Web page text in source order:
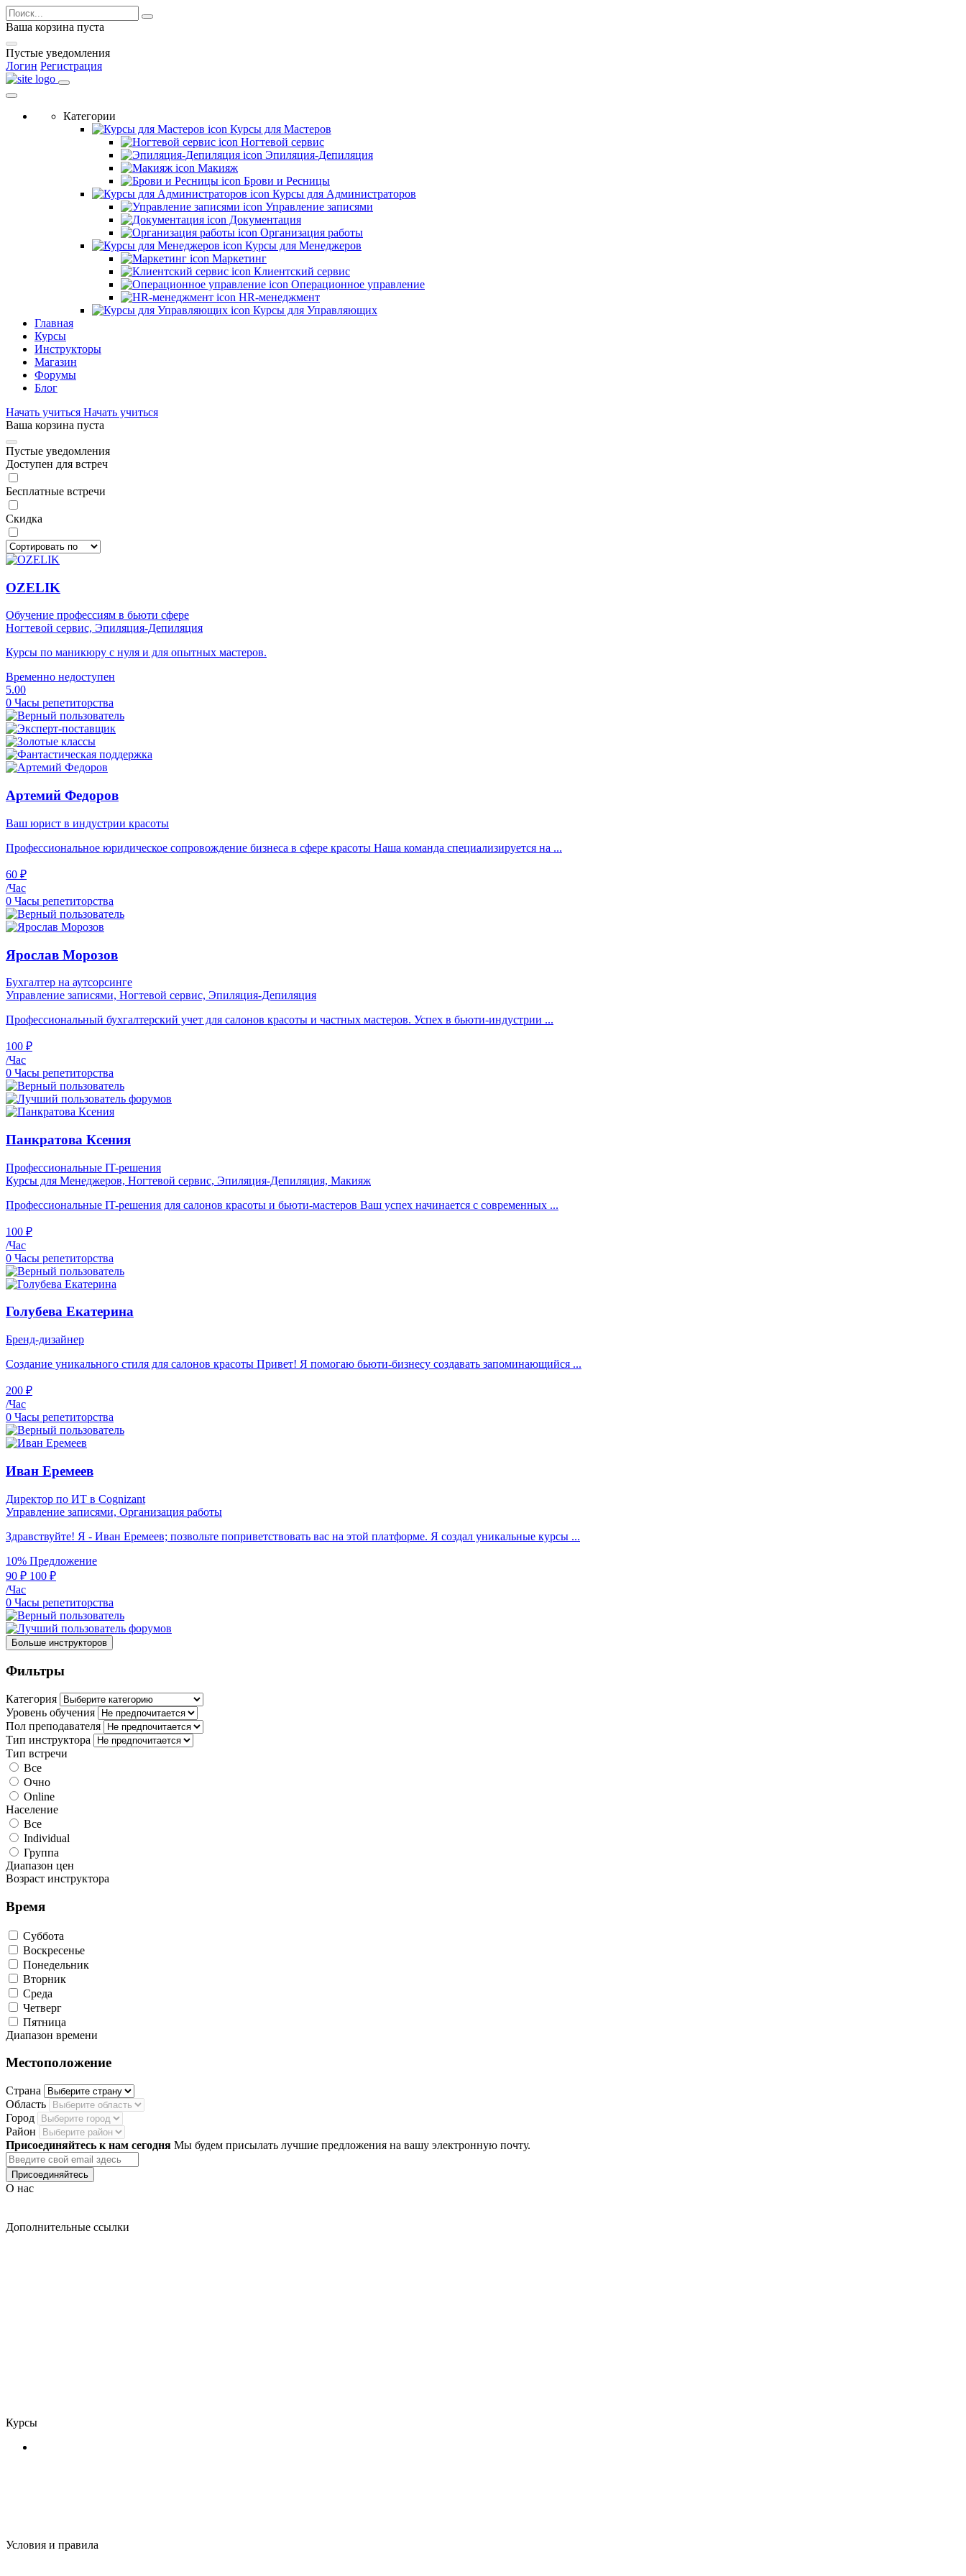
Ваша корзина пуста
Пустые уведомления
Логин Регистрация
Категории
Курсы для Мастеров
Ногтевой сервис
Эпиляция-Депиляция
Макияж
Брови и Ресницы
Курсы для Администраторов
Управление записями
Документация
Организация работы
Курсы для Менеджеров
Маркетинг
Клиентский сервис
Операционное управление
HR-менеджмент
Курсы для Управляющих
Главная
Курсы
Инструкторы
Магазин
Форумы
Блог
Начать учиться Начать учиться
Ваша корзина пуста
Пустые уведомления
Доступен для встреч
Бесплатные встречи
Скидка
OZELIK
Обучение профессиям в бьюти сфере
Ногтевой сервис, Эпиляция-Депиляция
Курсы по маникюру с нуля и для опытных мастеров.
Временно недоступен
5.00
0 Часы репетиторства
Артемий Федоров
Ваш юрист в индустрии красоты
Профессиональное юридическое сопровождение бизнеса в сфере красоты Наша команда специализируется на ...
60 ₽
/Час
0 Часы репетиторства
Ярослав Морозов
Бухгалтер на аутсорсинге
Управление записями, Ногтевой сервис, Эпиляция-Депиляция
Профессиональный бухгалтерский учет для салонов красоты и частных мастеров. Успех в бьюти-индустрии ...
100 ₽
/Час
0 Часы репетиторства
Панкратова Ксения
Профессиональные IT-решения
Курсы для Менеджеров, Ногтевой сервис, Эпиляция-Депиляция, Макияж
Профессиональные IT-решения для салонов красоты и бьюти-мастеров Ваш успех начинается с современных ...
100 ₽
/Час
0 Часы репетиторства
Голубева Екатерина
Бренд-дизайнер
Создание уникального стиля для салонов красоты Привет! Я помогаю бьюти-бизнесу создавать запоминающийся ...
200 ₽
/Час
0 Часы репетиторства
Иван Еремеев
Директор по ИТ в Cognizant
Управление записями, Организация работы
Здравствуйте! Я - Иван Еремеев; позвольте поприветствовать вас на этой платформе. Я создал уникальные курсы ...
10% Предложение
90 ₽ 100 ₽
/Час
0 Часы репетиторства
Больше инструкторов
Фильтры
Категория
Уровень обучения
Пол преподавателя
Тип инструктора
Тип встречи
Все
Очно
Online
Население
Все
Individual
Группа
Диапазон цен
Возраст инструктора
Время
Суббота
Воскресенье
Понедельник
Вторник
Среда
Четверг
Пятница
Диапазон времени
Местоположение
Страна
Область
Город
Район
Присоединяйтесь к нам сегодня Мы будем присылать лучшие предложения на вашу электронную почту.
Присоединяйтесь
О нас
Дополнительные ссылки
Курсы
Условия и правила